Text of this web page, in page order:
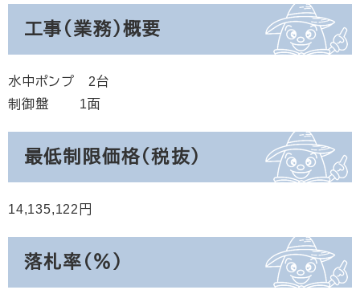
工事（業務）概要
水中ポンプ 2台
制御盤 1面
最低制限価格（税抜）
14,135,122
落札率（％）